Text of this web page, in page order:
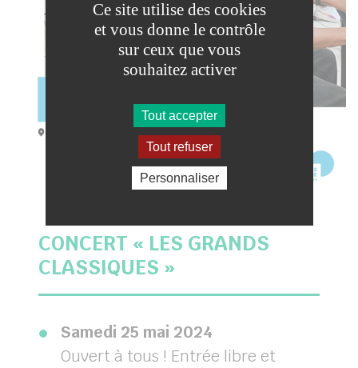
CONCERT « LES GRANDS
CLASSIQUES »
Samedi 25 mai 2024
Ouvert à tous ! Entrée libre et
Ce site utilise des cookies
et vous donne le contrôle
sur ceux que vous
souhaitez activer
Tout accepter
Tout refuser
Personnaliser